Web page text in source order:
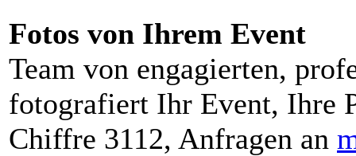
Fotos von Ihrem Event
Team von engagierten,
fotografiert Ihr Event, Ihre
Chiffre 3112, Anfragen an